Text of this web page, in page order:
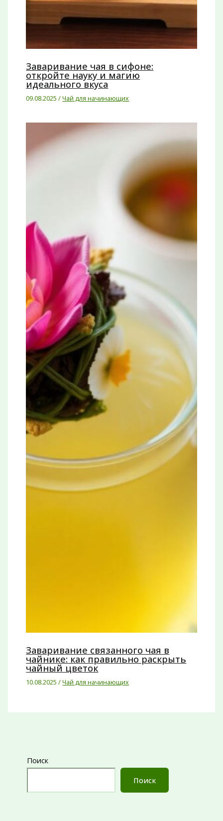
Заваривание чая в сифоне:
откройте науку и магию
идеального вкуса
09.08.2025/Чай для начинающих
Заваривание связанного чая в
чайнике: как правильно раскрыть
чайный цветок
10.08.2025/Чай для начинающих
Поиск
Поиск